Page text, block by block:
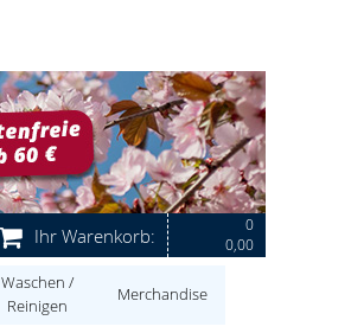
Ihr Warenkorb:
0
0,00
Waschen /
Reinigen
Merchandise